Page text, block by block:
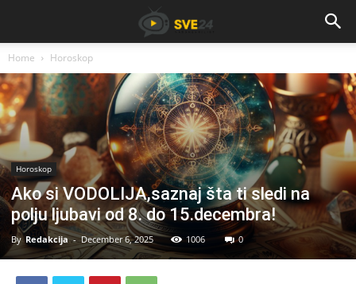
Home Horoskop
Horoskop
Ako si VODOLIJA,saznaj šta ti sledi na
polju ljubavi od 8. do 15.decembra!
By Redakcija - December 6, 2025 1006 0